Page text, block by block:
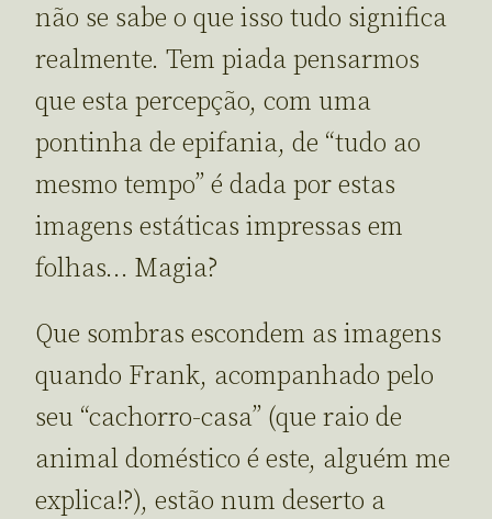
não se sabe o que isso tudo significa
realmente. Tem piada pensarmos
que esta percepção, com uma
pontinha de epifania, de “tudo ao
mesmo tempo” é dada por estas
imagens estáticas impressas em
folhas… Magia?
Que sombras escondem as imagens
quando Frank, acompanhado pelo
seu “cachorro-casa” (que raio de
animal doméstico é este, alguém me
explica!?), estão num deserto a